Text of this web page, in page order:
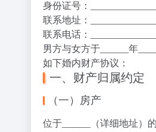
身份证号：
联系地址：
联系电话：
男方与女方于______年
如下婚内财产协议：
一、财产归属约定
（一）房产
位于______（详细地址）